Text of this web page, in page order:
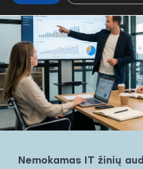
Nemokamas IT žinių